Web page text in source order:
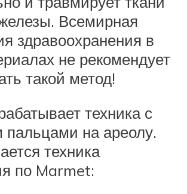
Всемирная
здравоохранения в
не рекомендует
такой метод!
техника с
пальцами на ареолу.
техника
по Marmet: